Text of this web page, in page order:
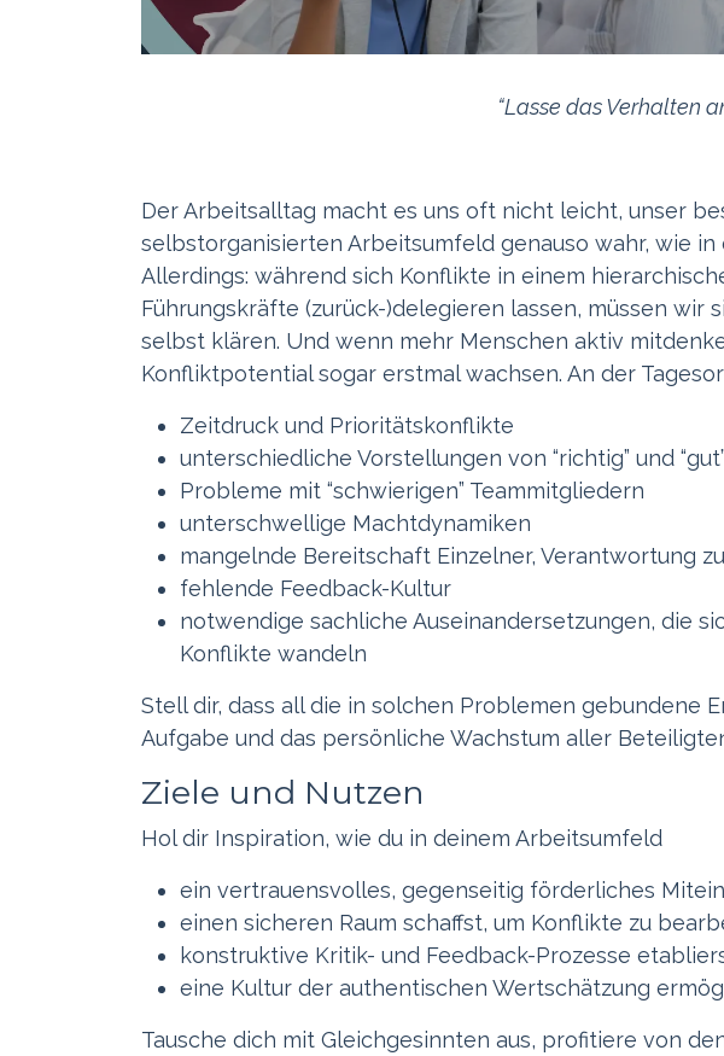
“Lasse das Verhalten
Der Arbeitsalltag macht es uns oft nicht leicht, unser
selbstorganisierten Arbeitsumfeld genauso wahr, wie in
Allerdings: während sich Konflikte in einem
Führungskräfte (zurück-)delegieren lassen, müssen wir
selbst klären. Und wenn mehr Menschen aktiv
Konfliktpotential sogar erstmal wachsen. An der
Zeitdruck und Prioritätskonflikte
unterschiedliche Vorstellungen von “richtig” und
Probleme mit “schwierigen” Teammitgliedern
unterschwellige Machtdynamiken
mangelnde Bereitschaft Einzelner, Verantwortung
fehlende Feedback-Kultur
notwendige sachliche Auseinandersetzungen, die
Konflikte wandeln
Stell dir, dass all die in solchen Problemen gebundene
Aufgabe und das persönliche Wachstum aller
Ziele und Nutzen
Hol dir Inspiration, wie du in deinem Arbeitsumfeld
ein vertrauensvolles, gegenseitig förderliches
einen sicheren Raum schaffst, um Konflikte zu
konstruktive Kritik- und Feedback-Prozesse
eine Kultur der authentischen Wertschätzung
Tausche dich mit Gleichgesinnten aus, profitiere von